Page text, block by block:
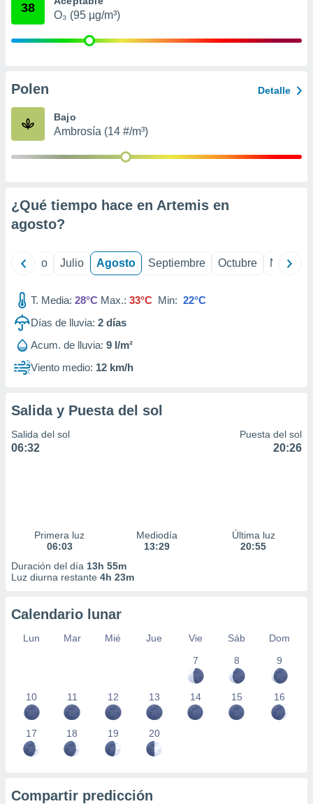
publicidad
de
1199
38
O₃ (95 µg/m³)
Polen Detalle
Bajo
Ambrosía (14 #/m³)
¿Qué tiempo hace en Artemis en
agosto?
Junio Julio Agosto Septiembre Octubre
T. Media: 28°C Max.: 33°C Min: 22°C
Días de lluvia: 2 días
Acum. de lluvia: 9 l/m²
Viento medio: 12 km/h
Salida y Puesta del sol
Salida del sol
06:32
Puesta del sol
20:26
Primera luz
06:03
Mediodía
13:29
Última luz
20:55
Duración del día 13h 55m
Luz diurna restante 4h 23m
Calendario lunar
Lun Mar Mié Jue Vie Sáb
Dom
7
8 9
10 11 12 13 14 15 16
17 18 19 20
Compartir predicción